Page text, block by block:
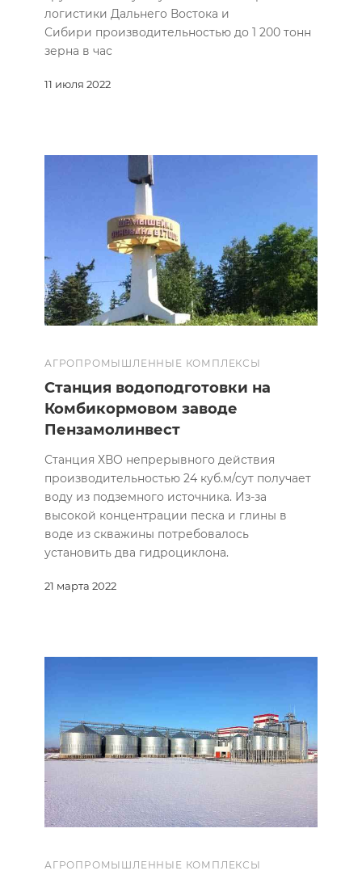
11 июля 2022
логистики Дальнего Востока и
Сибири производительностью до 1 200 тонн
зерна в час
АГРОПРОМЫШЛЕННЫЕ КОМПЛЕКСЫ
21 марта 2022
Cтанция водоподготовки на
Комбикормовом заводе
Пензамолинвест
Станция ХВО непрерывного действия
производительностью 24 куб.м/сут получает
воду из подземного источника. Из-за
высокой концентрации песка и глины в
воде из скважины потребовалось
установить два гидроциклона.
АГРОПРОМЫШЛЕННЫЕ КОМПЛЕКСЫ